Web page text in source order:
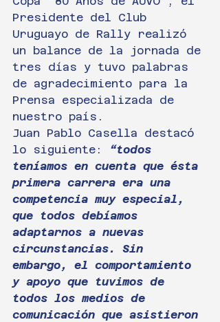
Presidente del Club
Uruguayo de Rally realizó
un balance de la jornada de
tres días y tuvo palabras
de agradecimiento para la
Prensa especializada de
nuestro país.
Juan Pablo Casella destacó
lo siguiente:
“todos
teníamos en cuenta que ésta
primera carrera era una
competencia muy especial,
que todos debíamos
adaptarnos a nuevas
circunstancias. Sin
embargo, el comportamiento
y apoyo que tuvimos de
todos los medios de
comunicación que asistieron